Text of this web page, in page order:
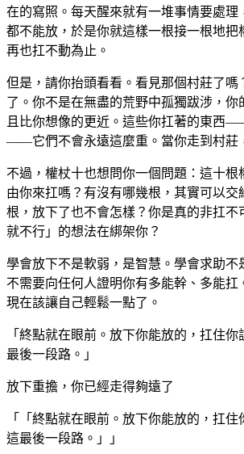
在的寫照。每天醒來就有一堆事情要處理
都不能放，於是你就這樣一根接一根地把
再也扛不動為止。
但是，請你抬頭看看。看見那個村莊了嗎
了。你不是在無盡的荒野中孤獨跋涉，你
且比你想像的更近。這些你扛著的東西
——它們不會永遠這麼重。當你走到村莊
不過，權杖十也想問你一個問題：這十根
由你來扛嗎？有沒有哪幾根，其實可以交
根，放下了也不會怎樣？你是真的非扛不
就不行」的想法在綁架你？
學會放下不是軟弱，是智慧。學會求助不
不需要向任何人證明你有多能幹、多能扛
現在該讓自己輕鬆一點了。
「終點就在眼前。放下你能放的，扛住
最後一段路。」
放下重擔，你已經走得夠遠了
「
「終點就在眼前。放下你能放的，扛
這最後一段路。」
」